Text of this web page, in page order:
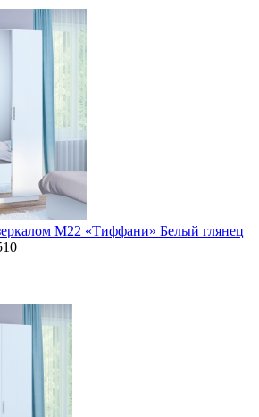
М22 «Тиффани» Белый глянец